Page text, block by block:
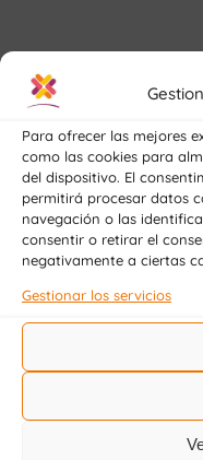
Para ofrecer las mejores
como las cookies para
del dispositivo. El
permitirá procesar datos
navegación o las
consentir o retirar el
negativamente a ciertas
Gestionar los servicios